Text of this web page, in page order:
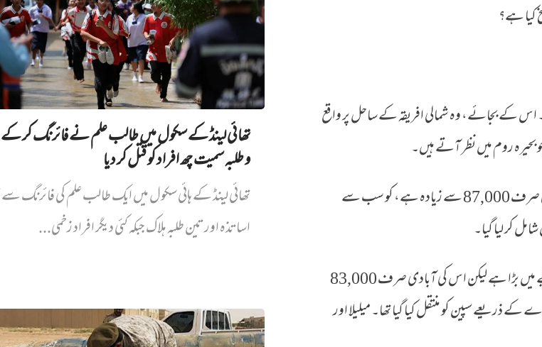
کیا ہے؟
کے بجائے، وہ شمالی افریقہ کے ساحل پر واقع
بحیرہ روم میں‌ نظر آتے ہیں۔
میلیلا، دونوں شہروں میں سے تھوڑی چھوٹی ریاست ہے جس کی آبادی صرف 87,000 سے زیادہ ہے، کو سب سے
سیوٹا، جو مشہورِ زمانہ جبل الطارق کے سامنے ہے، میلیلا کی نسبت رقبے میں بڑا ہے لیکن اس کی آبادی صرف 83,000
گئے معاہدے کے ذریعے سپین کو منتقل کیا گیا تھا۔ میلیلا اور
تھائی لینڈ کے سکول میں طالب علم نے فائرنگ کر
و طلبہ سمیت چھ افراد کو قتل کر دیا
تھائی لینڈ کے ہائی سکول میں ایک طالب علم کی فائرنگ
اساتذہ اور تین طلبہ ہلاک جبکہ کئی دیگر افراد زخمی...